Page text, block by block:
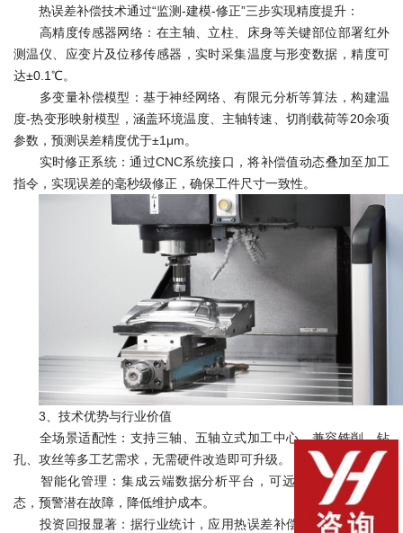
热误差补偿技术通过“监测-建模-修正”三步实现精度提升：
高精度传感器网络：在主轴、立柱、床身等关键部位部署红外
测温仪、应变片及位移传感器，实时采集温度与形变数据，精度可
达±0.1℃。
多变量补偿模型：基于神经网络、有限元分析等算法，构建温
度-热变形映射模型，涵盖环境温度、主轴转速、切削载荷等20余项
参数，预测误差精度优于±1μm。
实时修正系统：通过CNC系统接口，将补偿值动态叠加至加工
指令，实现误差的毫秒级修正，确保工件尺寸一致性。
3、技术优势与行业价值
全场景适配性：支持三轴、五轴立式加工中心，兼容铣削、钻
孔、攻丝等多工艺需求，无需硬件改造即可升级。
智能化管理：集成云端数据分析平台，可远程监控机床热状
态，预警潜在故障，降低维护成本。
投资回报显著：据行业统计，应用热误差补偿技术后，机床综